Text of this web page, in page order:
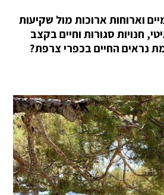
וארוחות ארוכות מול שקיעות
חנויות סגורות וחיים בקצב
נראים החיים בכפרי צרפת?